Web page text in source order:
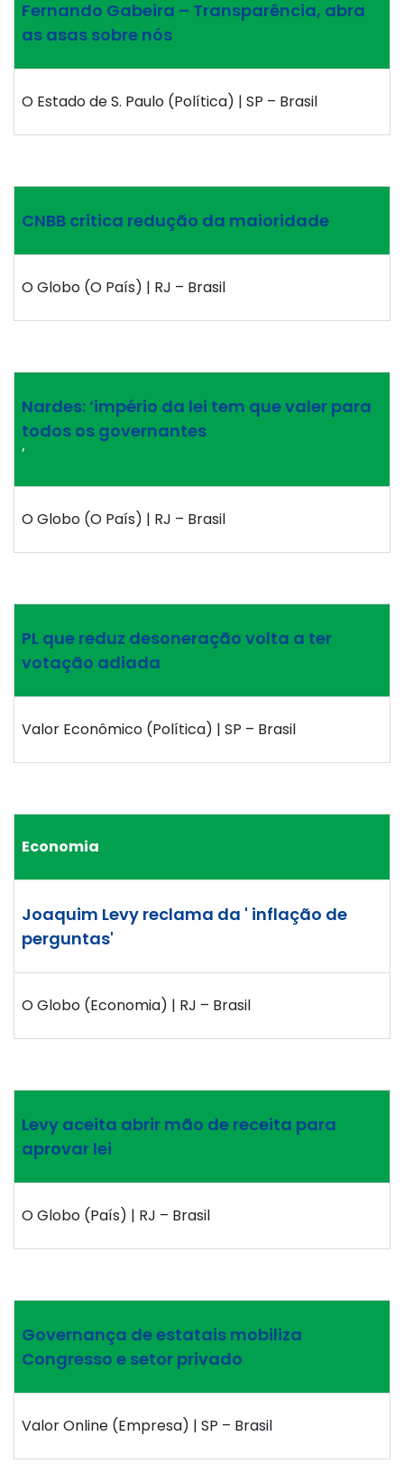
Fernando Gabeira – Transparência, abra
as asas sobre nós
O Estado de S. Paulo (Política) | SP – Brasil
CNBB critica redução da maioridade
O Globo (O País) | RJ – Brasil
Nardes: ‘império da lei tem que valer para
todos os governantes
’
O Globo (O País) | RJ – Brasil
PL que reduz desoneração volta a ter
votação adiada
Valor Econômico (Política) | SP – Brasil
Economia
Joaquim Levy reclama da ' inflação de
perguntas'
O Globo (Economia) | RJ – Brasil
Levy aceita abrir mão de receita para
aprovar lei
O Globo (País) | RJ – Brasil
Governança de estatais mobiliza
Congresso e setor privado
Valor Online (Empresa) | SP – Brasil